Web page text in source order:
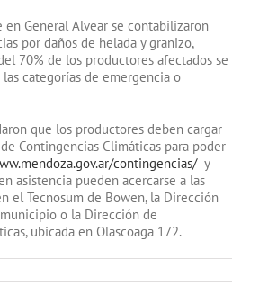
en General Alvear se contabilizaron
por daños de helada y granizo,
70% de los productores afectados se
categorías de emergencia o
que los productores deben cargar
Contingencias Climáticas para poder
contingencias/y
asistencia pueden acercarse a las
el Tecnosum de Bowen, la Dirección
o la Dirección de
ubicada en Olascoaga 172.